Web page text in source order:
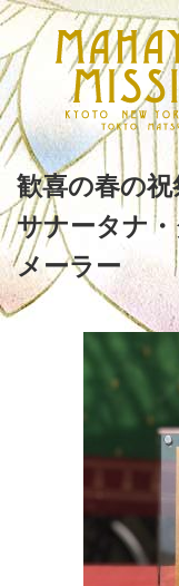
歓喜の春の祝
サナータナ
メーラー